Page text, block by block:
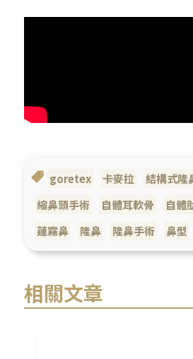
goretex 卡麥拉 結構式隆
縮鼻頭手術
自體耳軟骨 自體
蓮霧鼻
隆鼻 隆鼻手術 鼻型
相關文章